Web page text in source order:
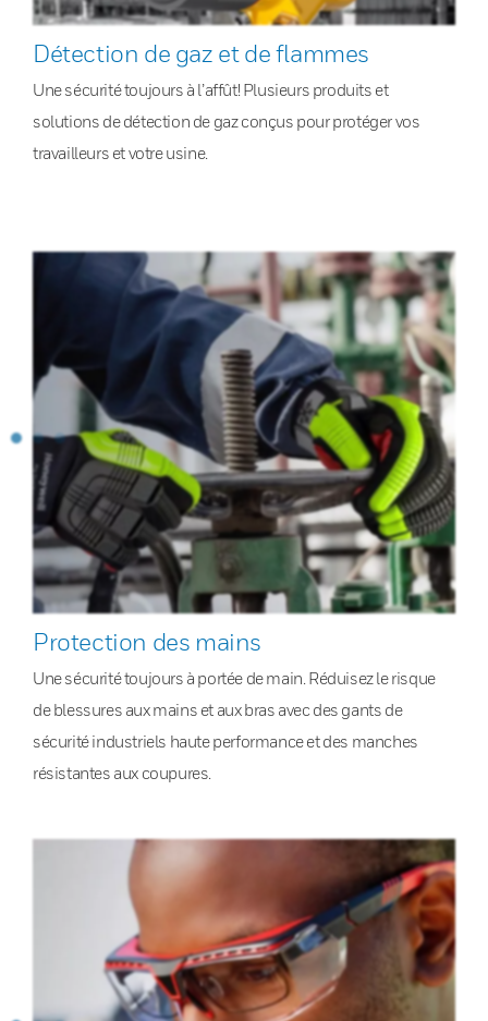
Détection de gaz et de flammes
Une sécurité toujours à l’affût! Plusieurs produits et
solutions de détection de gaz conçus pour protéger vos
travailleurs et votre usine.
Protection des mains
Une sécurité toujours à portée de main. Réduisez le risque
de blessures aux mains et aux bras avec des gants de
sécurité industriels haute performance et des manches
résistantes aux coupures.